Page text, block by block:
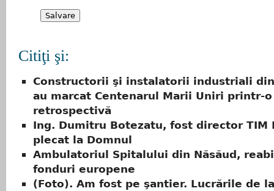
Citiţi şi:
Constructorii şi instalatorii industriali din
au marcat Centenarul Marii Uniri printr-o
retrospectivă
Ing. Dumitru Botezatu, fost director TIM
plecat la Domnul
Ambulatoriul Spitalului din Năsăud,
fonduri europene
(Foto). Am fost pe şantier. Lucrările de